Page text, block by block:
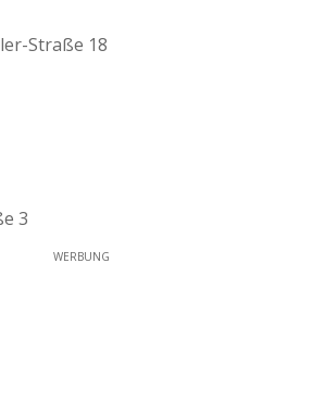
Straße 18
3
WERBUNG